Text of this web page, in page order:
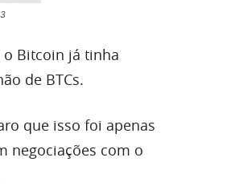
o Bitcoin já tinha
de BTCs.
que isso foi apenas
negociações com o